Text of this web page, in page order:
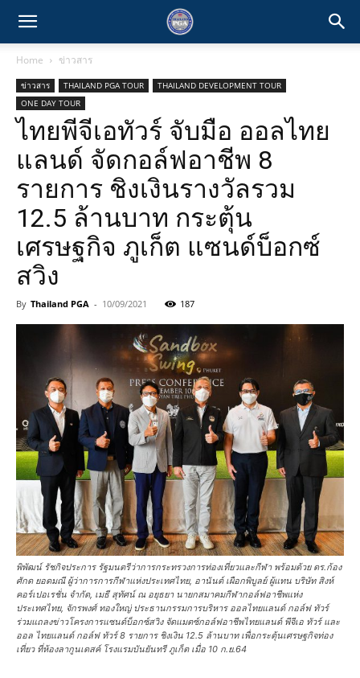
Home ข่าวสาร
ข่าวสาร THAILAND PGA TOUR
THAILAND DEVELOPMENT TOUR
ONE DAY TOUR
ไทยพีจีเอทัวร์ จับมือ ออลไทย
แลนด์ จัดกอล์ฟอาชีพ 8
รายการ ชิงเงินรางวัลรวม
12.5 ล้านบาท กระตุ้น
เศรษฐกิจ ภูเก็ต แซนด์บ็อกซ์
สวิง
By Thailand PGA - 10/09/2021 187
พิพัฒน์ รัชกิจประการ รัฐมนตรีว่าการกระทรวงการท่องเที่ยวและกีฬา พร้อมด้วย ดร.ก้อง
ศักด ยอดมณี ผู้ว่าการการกีฬาแห่งประเทศไทย, อานันต์ เผือกพิบูลย์ ผู้แทน บริษัท สิงห์
คอร์เปอเรชั่น จำกัด, เมธี สุทัศน์ ณ อยุธยา นายกสมาคมกีฬากอล์ฟอาชีพแห่ง
ประเทศไทย, จักรพงศ์ ทองใหญ่ ประธานกรรมการบริหาร ออลไทยแลนด์ กอล์ฟ ทัวร์
ร่วมแถลงข่าวโครงการแซนด์บ็อกซ์สวิง จัดแมตซ์กอล์ฟอาชีพไทยแลนด์ พีจีเอ ทัวร์ และ
ออล ไทยแลนด์ กอล์ฟ ทัวร์ 8 รายการ ชิงเงิน 12.5 ล้านบาท เพื่อกระตุ้นเศรษฐกิจท่อง
เที่ยว ที่ห้องลากูนเดสค์ โรงแรมบันยันทรี ภูเก็ต เมื่อ 10 ก.ย.64